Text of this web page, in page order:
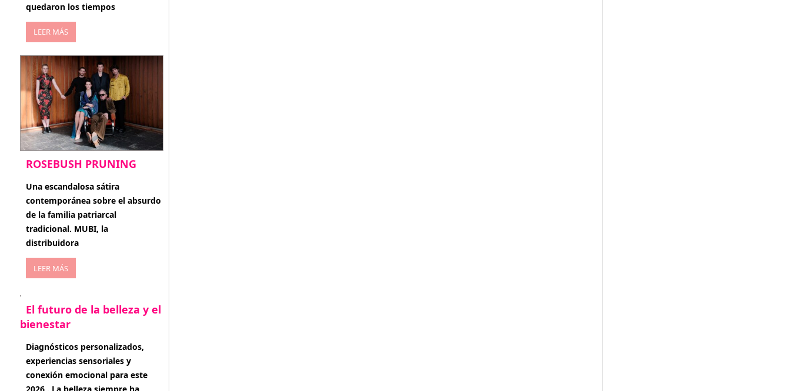
quedaron los tiempos
LEER MÁS
ROSEBUSH PRUNING
enero 20, 2026
Una escandalosa sátira
contemporánea sobre el absurdo
de la familia patriarcal
tradicional. MUBI, la
distribuidora
LEER MÁS
El futuro de la belleza y el
bienestar
enero 15, 2026
Diagnósticos personalizados,
experiencias sensoriales y
conexión emocional para este